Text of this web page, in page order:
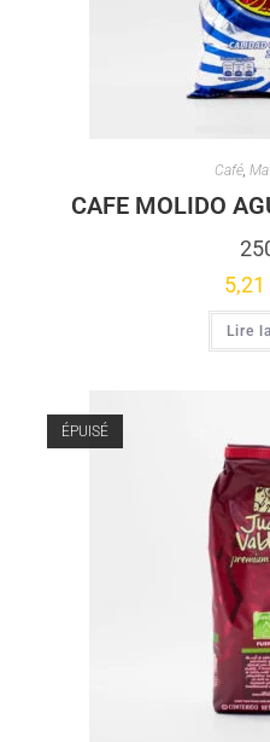
Café
CAFE MOLIDO
5,21
Lire
ÉPUISÉ